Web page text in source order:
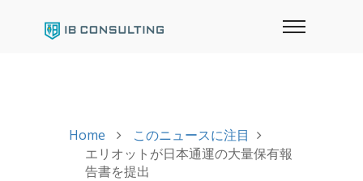
Home
このニュースに注目
エリオットが日本通運の大量保有報
告書を提出